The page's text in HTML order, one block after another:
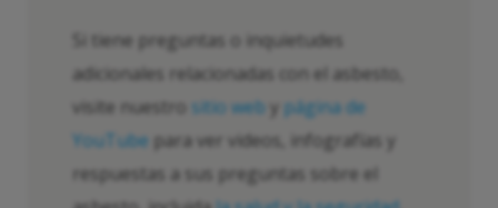
Si tiene preguntas o inquietudes
adicionales relacionadas con el asbesto,
visite nuestro sitio web y página de
YouTube para ver videos, infografías y
respuestas a sus preguntas sobre el